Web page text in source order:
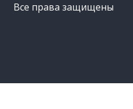
Все права защищены